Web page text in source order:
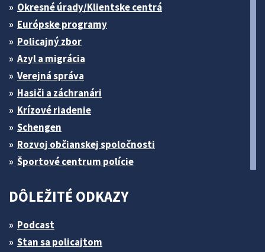
Okresné úrady/Klientske centrá
Európske programy
Policajný zbor
Azyl a migrácia
Verejná správa
Hasiči a záchranári
Krízové riadenie
Schengen
Rozvoj občianskej spoločnosti
Športové centrum polície
DÔLEŽITÉ ODKAZY
Podcast
Stan sa policajtom